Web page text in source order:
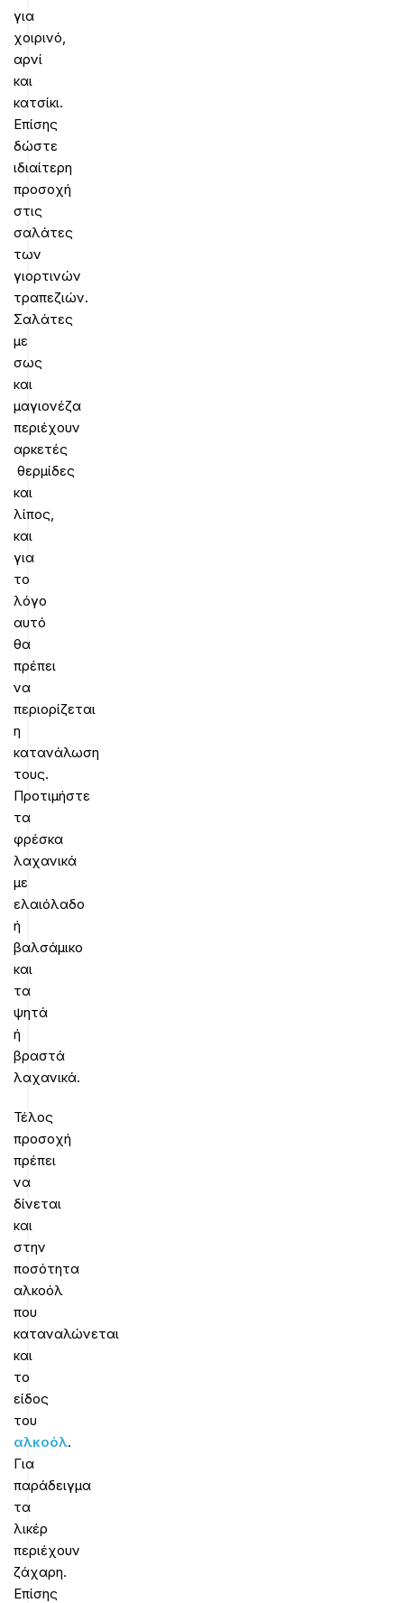
για
χοιρινό,
αρνί
και
κατσίκι.
Επίσης
δώστε
ιδιαίτερη
προσοχή
στις
σαλάτες
των
γιορτινών
τραπεζιών.
Σαλάτες
με
σως
και
μαγιονέζα
περιέχουν
αρκετές
θερμίδες
και
λίπος,
και
για
το
λόγο
αυτό
θα
πρέπει
να
περιορίζεται
η
κατανάλωση
τους.
Προτιμήστε
τα
φρέσκα
λαχανικά
με
ελαιόλαδο
ή
βαλσάμικο
και
τα
ψητά
ή
βραστά
λαχανικά.
Τέλος
προσοχή
πρέπει
να
δίνεται
και
στην
ποσότητα
αλκοόλ
που
καταναλώνεται
και
το
είδος
του
αλκοόλ.
Για
παράδειγμα
τα
λικέρ
περιέχουν
ζάχαρη.
Επίσης